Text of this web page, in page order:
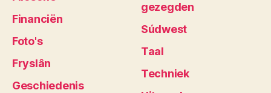
Financiën
Foto's
Fryslân
Geschiedenis
gezegden
Súdwest
Taal
Techniek